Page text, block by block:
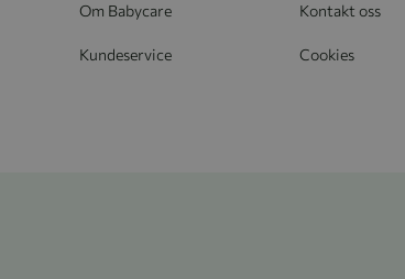
Om Babycare Kontakt oss
Kundeservice Cookies